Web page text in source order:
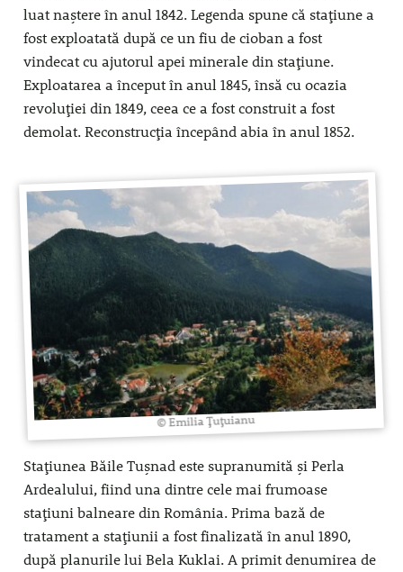
luat naștere în anul 1842. Legenda spune că stațiune a
fost exploatată după ce un fiu de cioban a fost
vindecat cu ajutorul apei minerale din stațiune.
Exploatarea a început în anul 1845, însă cu ocazia
revoluției din 1849, ceea ce a fost construit a fost
demolat. Reconstrucția începând abia în anul 1852.
© Emilia Țuțuianu
Stațiunea Băile Tușnad este supranumită și Perla
Ardealului, fiind una dintre cele mai frumoase
stațiuni balneare din România. Prima bază de
tratament a stațiunii a fost finalizată în anul 1890,
după planurile lui Bela Kuklai. A primit denumirea de